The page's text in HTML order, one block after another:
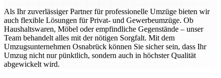
Als Ihr zuverlässiger Partner für professionelle Umzüge bieten wir
auch flexible Lösungen für Privat- und Gewerbeumzüge. Ob
Haushaltswaren, Möbel oder empfindliche Gegenstände – unser
Team behandelt alles mit der nötigen Sorgfalt. Mit dem
Umzugsunternehmen Osnabrück können Sie sicher sein, dass Ihr
Umzug nicht nur pünktlich, sondern auch in höchster Qualität
abgewickelt wird.